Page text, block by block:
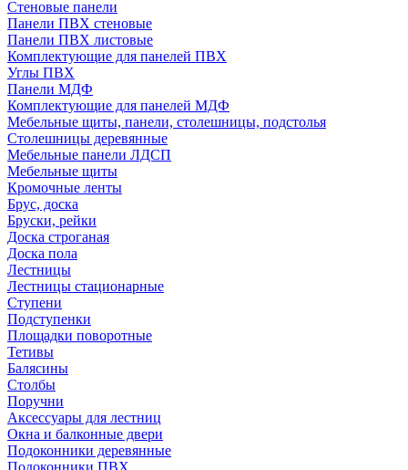
Стеновые панели
Панели ПВХ стеновые
Панели ПВХ листовые
Комплектующие для панелей ПВХ
Углы ПВХ
Панели МДФ
Комплектующие для панелей МДФ
Мебельные щиты, панели, столешницы, подстолья
Столешницы деревянные
Мебельные панели ЛДСП
Мебельные щиты
Кромочные ленты
Брус, доска
Бруски, рейки
Доска строганая
Доска пола
Лестницы
Лестницы стационарные
Ступени
Подступенки
Площадки поворотные
Тетивы
Балясины
Столбы
Поручни
Аксессуары для лестниц
Окна и балконные двери
Подоконники деревянные
Подоконники ПВХ